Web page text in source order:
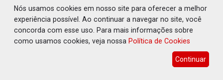
Nós usamos cookies em nosso site para oferecer a melhor
experiência possível. Ao continuar a navegar no site, você
concorda com esse uso. Para mais informações sobre
como usamos cookies, veja nossa Política de Cookies
Continuar